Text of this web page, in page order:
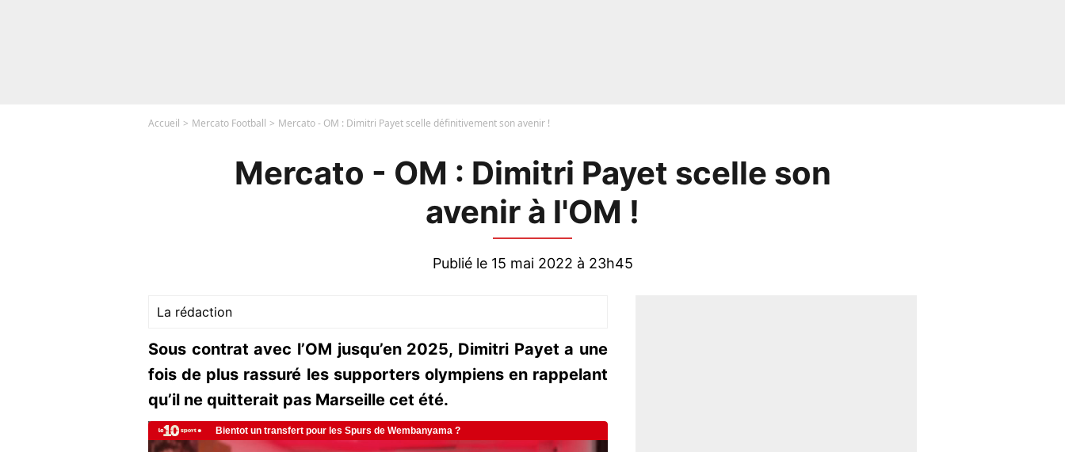
Accueil Mercato Football Mercato - OM : Dimitri Payet scelle définitivement son avenir !
Mercato - OM : Dimitri Payet scelle son
avenir à l'OM !
Publié le 15 mai 2022 à 23h45
La rédaction
Sous contrat avec l’OM jusqu’en 2025, Dimitri Payet a une
fois de plus rassuré les supporters olympiens en rappelant
qu’il ne quitterait pas Marseille cet été.